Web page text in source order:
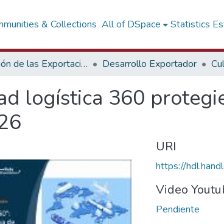
& Collections All of DSpace Statistics
Promoción de las Exportaciones Desarrollo Exportador
logística 360
URI
https://
Video
Pendiente